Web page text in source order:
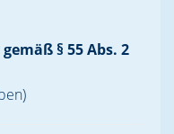
§ 55 Abs. 2